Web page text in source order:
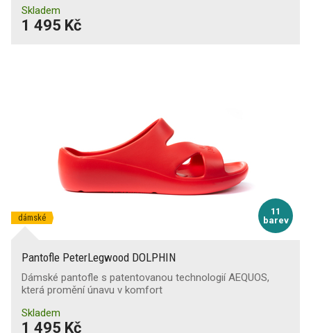
Skladem
1 495 Kč
11
barev
dámské
Pantofle PeterLegwood DOLPHIN
Dámské pantofle s patentovanou technologií AEQUOS,
která promění únavu v komfort
Skladem
1 495 Kč